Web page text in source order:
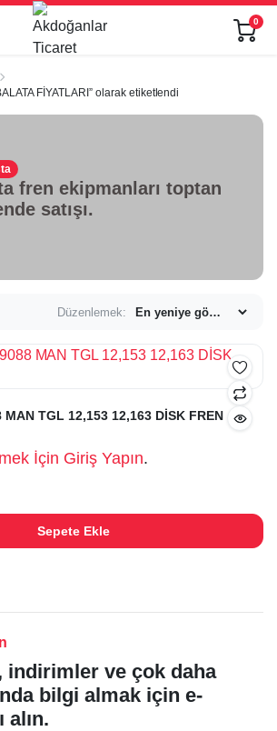
0
FİYATLARI” olarak etiketlendi
fren ekipmanları toptan
satışı.
Düzenlemek:
MAN TGL 12,153 12,163 DİSK FREN
İçin Giriş Yapın.
Sepete Ekle
indirimler ve çok daha
bilgi almak için e-
alın.